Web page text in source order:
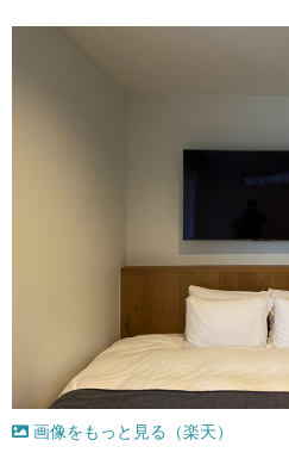
画像をもっと見る（楽天）